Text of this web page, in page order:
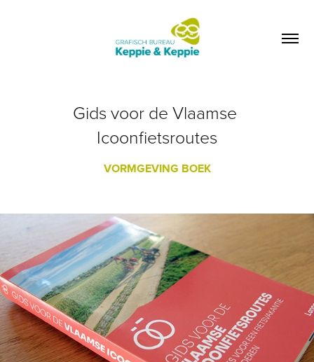
Gids voor de Vlaamse
Icoonfietsroutes
VORMGEVING BOEK